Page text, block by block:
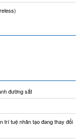
đường sắt
trí tuệ nhân tạo đang thay đổi